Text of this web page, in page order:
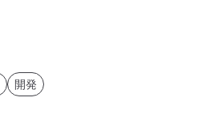
開発